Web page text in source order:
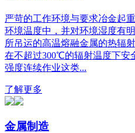
严苛的工作环境与要求冶金起
环境温度中，并对环境湿度有
所吊运的高温熔融金属的热辐
在不超过300℃的辐射温度下安
强度连续作业这类...
了解更多
金属制造